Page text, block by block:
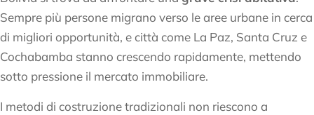
Sempre più persone migrano verso le aree urbane in cerca
di migliori opportunità, e città come La Paz, Santa Cruz e
Cochabamba stanno crescendo rapidamente, mettendo
sotto pressione il mercato immobiliare.
I metodi di costruzione tradizionali non riescono a